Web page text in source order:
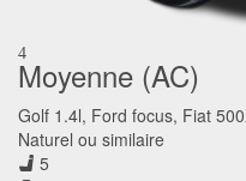
4
Moyenne (AC)
Golf 1.4l, Ford focus, Fiat
Naturel ou similaire
5